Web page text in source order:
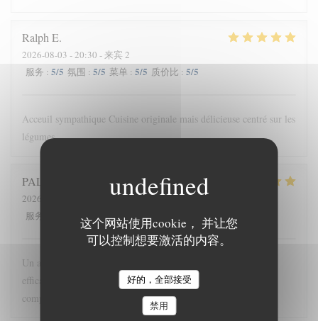
这个网站使用cookie， 并让您
可以控制想要激活的内容。
好的，全部接受
禁用
Ralph E
2026-08-03 - 20:30 - 来宾 2
服务 : 5/5 氛围 : 5/5 菜单 : 5/5 质价比 : 5/5
Acceuil sympathique Cuisine originale mais délicieuse centré sur les
légumes
PALUT
2026-08-05
- 19:00 - 来宾 2
服务
氛围 : 5/5 菜单 :5 /5
Un accueil chaleureux Une ambiance et un décor simples mais
efficaces Un personnel compétent Une assiette originale par sa
composition, ses goûts, ses harmonies. Un voyage.